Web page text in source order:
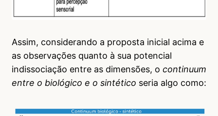
Assim, considerando a proposta inicial acima e
as observações quanto à sua potencial
indissociação entre as dimensões, o continuum
entre o biológico e o sintético seria algo como: